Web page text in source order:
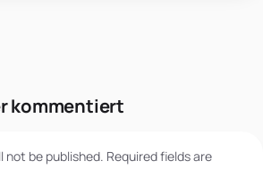
kommentiert
not be published. Required fields are